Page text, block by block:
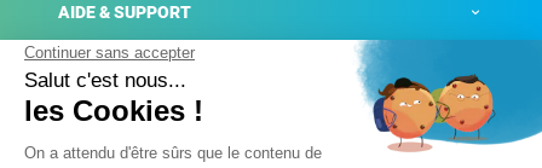
AIDE & SUPPORT
ACTUALITÉS